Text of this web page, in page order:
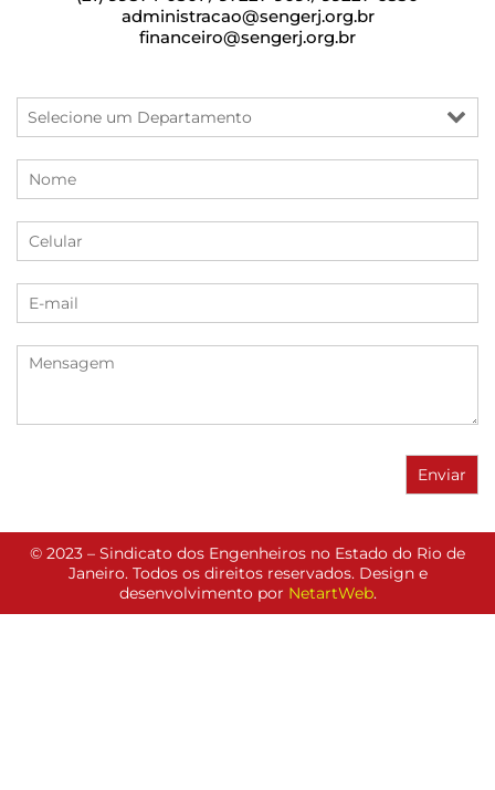
administracao@sengerj.org.br
financeiro@sengerj.org.br
© 2023 – Sindicato dos Engenheiros no Estado do Rio de
Janeiro. Todos os direitos reservados. Design e
desenvolvimento por NetartWeb.